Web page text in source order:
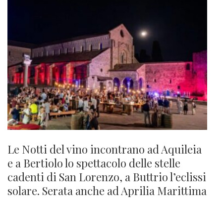
Le Notti del vino incontrano ad Aquileia
e a Bertiolo lo spettacolo delle stelle
cadenti di San Lorenzo, a Buttrio l’eclissi
solare. Serata anche ad Aprilia Marittima